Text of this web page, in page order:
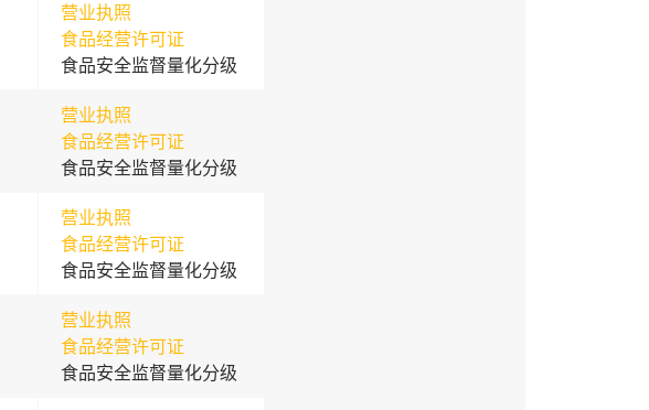
营业执照
食品经营许可证
食品安全监督量化分级
营业执照
食品经营许可证
食品安全监督量化分级
营业执照
食品经营许可证
食品安全监督量化分级
营业执照
食品经营许可证
食品安全监督量化分级